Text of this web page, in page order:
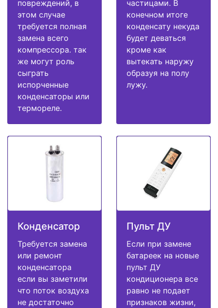
повреждений, в
этом случае
требуется полная
замена всего
компрессора. так
же могут роль
сыграть
испорченные
конденсаторы или
термореле.
частицами. В
конечном итоге
конденсату некуда
будет деваться
кроме как
вытекать наружу
образуя на полу
лужу.
Конденсатор
Требуется замена
или ремонт
конденсатора
если вы заметили
что поток воздуха
не достаточно
Пульт ДУ
Если при замене
батареек на новые
пульт ДУ
кондиционера все
равно не подает
признаков жизни,